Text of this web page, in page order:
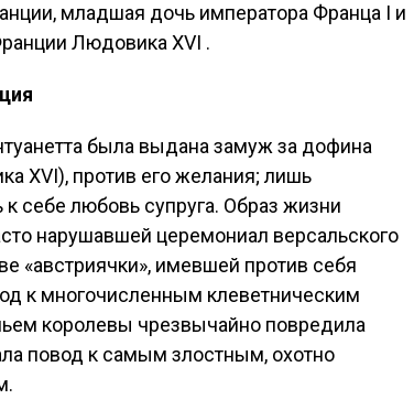
младшая дочь императора Франца I и
Людовика XVI .
была выдана замуж за дофина
XVI), против его желания; лишь
себе любовь супруга. Образ жизни
нарушавшей церемониал версальского
«австриячки», имевшей против себя
к многочисленным клеветническим
королевы чрезвычайно повредила
повод к самым злостным, охотно